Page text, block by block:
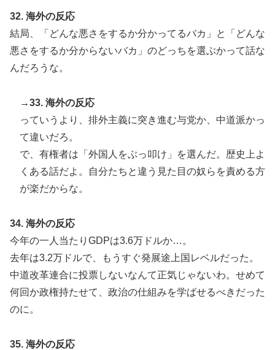
32. 海外の反応
結局、「どんな悪さをするか分かってるバカ」と「どんな
悪さをするか分からないバカ」のどっちを選ぶかって話な
んだろうな。
→33. 海外の反応
っていうより、排外主義に突き進む与党か、中道派かっ
て違いだろ。
で、有権者は「外国人をぶっ叩け」を選んだ。歴史上よ
くある話だよ。自分たちと違う見た目の奴らを責める方
が楽だからな。
34. 海外の反応
今年の一人当たりGDPは3.6万ドルか…。
去年は3.2万ドルで、もうすぐ発展途上国レベルだった。
中道改革連合に投票しないなんて正気じゃないわ。せめて
何回か政権持たせて、政治の仕組みを学ばせるべきだった
のに。
35. 海外の反応